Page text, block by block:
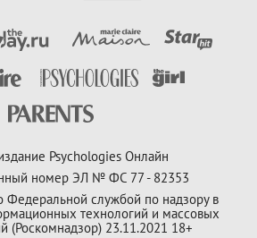
Psychologies Онлайн
номер ЭЛ № ФС 77 - 82353
Федеральной службой по надзору в
технологий и массовых
(Роскомнадзор) 23.11.2021 18+